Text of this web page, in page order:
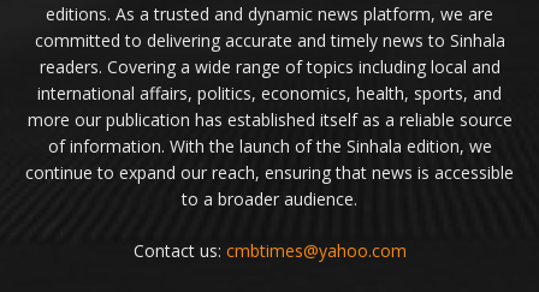
editions. As a trusted and dynamic news platform, we are
committed to delivering accurate and timely news to Sinhala
readers. Covering a wide range of topics including local and
international affairs, politics, economics, health, sports, and
more our publication has established itself as a reliable source
of information. With the launch of the Sinhala edition, we
continue to expand our reach, ensuring that news is accessible
to a broader audience.
Contact us: cmbtimes@yahoo.com